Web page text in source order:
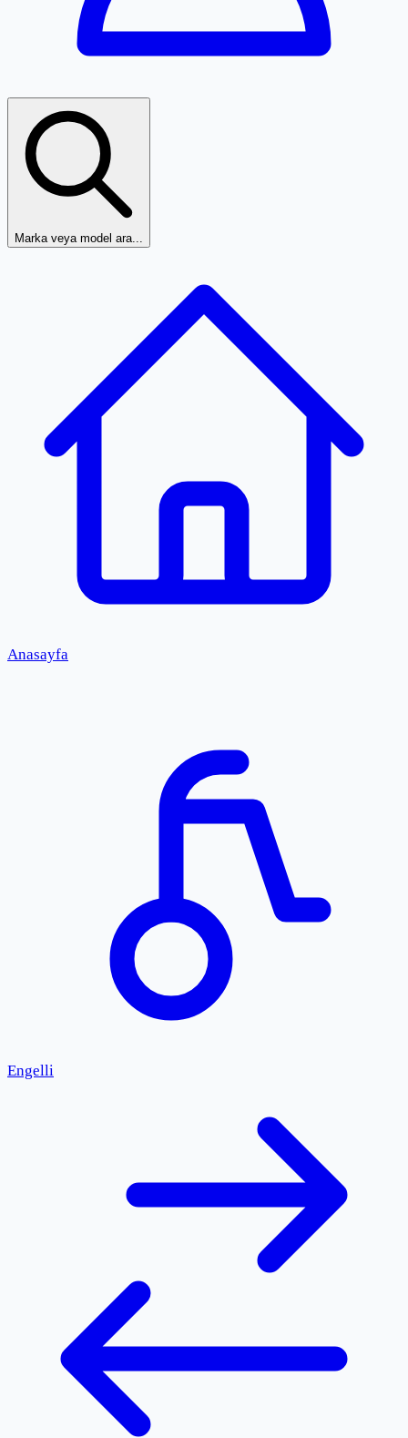
Marka veya model ara...
Anasayfa
Engelli